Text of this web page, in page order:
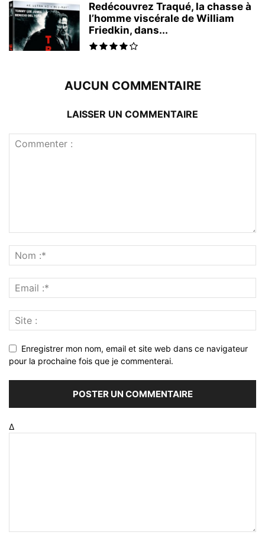
Redécouvrez Traqué, la chasse à
l’homme viscérale de William
Friedkin, dans...
AUCUN COMMENTAIRE
LAISSER UN COMMENTAIRE
Enregistrer mon nom, email et site web dans ce navigateur
pour la prochaine fois que je commenterai.
Δ